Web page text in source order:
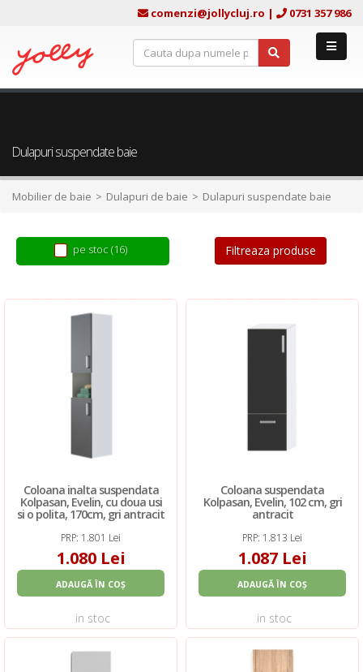
comenzi@jollycluj.ro | 0731 357 986
Dulapuri suspendate baie
Mobilier de baie Dulapuri de baie Dulapuri suspendate baie
pe stoc (16) Filtreaza produse
Coloana inalta suspendata
Kolpasan, Evelin, cu doua usi
si o polita, 170cm, gri antracit
PRP: 1.801 Lei
1.080 Lei
ADAUGĂ ÎN COȘ
in stoc
Coloana suspendata
Kolpasan, Evelin, 102 cm, gri
antracit
PRP: 1.813 Lei
1.087 Lei
ADAUGĂ ÎN COȘ
in stoc